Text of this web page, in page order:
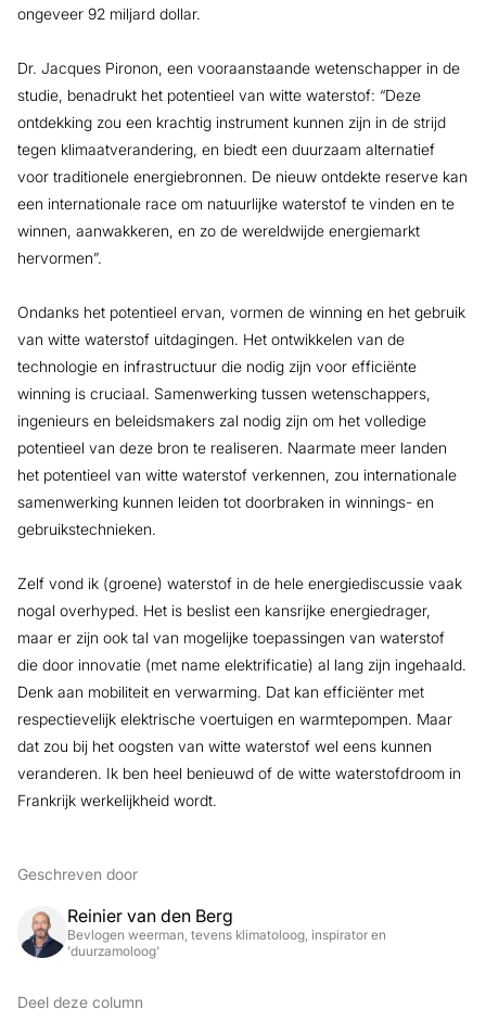
ongeveer 92 miljard dollar.
Dr. Jacques Pironon, een vooraanstaande wetenschapper in de
studie, benadrukt het potentieel van witte waterstof: “Deze
ontdekking zou een krachtig instrument kunnen zijn in de strijd
tegen klimaatverandering, en biedt een duurzaam alternatief
voor traditionele energiebronnen. De nieuw ontdekte reserve kan
een internationale race om natuurlijke waterstof te vinden en te
winnen, aanwakkeren, en zo de wereldwijde energiemarkt
hervormen”.
Ondanks het potentieel ervan, vormen de winning en het gebruik
van witte waterstof uitdagingen. Het ontwikkelen van de
technologie en infrastructuur die nodig zijn voor efficiënte
winning is cruciaal. Samenwerking tussen wetenschappers,
ingenieurs en beleidsmakers zal nodig zijn om het volledige
potentieel van deze bron te realiseren. Naarmate meer landen
het potentieel van witte waterstof verkennen, zou internationale
samenwerking kunnen leiden tot doorbraken in winnings- en
gebruikstechnieken.
Zelf vond ik (groene) waterstof in de hele energiediscussie vaak
nogal overhyped. Het is beslist een kansrijke energiedrager,
maar er zijn ook tal van mogelijke toepassingen van waterstof
die door innovatie (met name elektrificatie) al lang zijn ingehaald.
Denk aan mobiliteit en verwarming. Dat kan efficiënter met
respectievelijk elektrische voertuigen en warmtepompen. Maar
dat zou bij het oogsten van witte waterstof wel eens kunnen
veranderen. Ik ben heel benieuwd of de witte waterstofdroom in
Frankrijk werkelijkheid wordt.
Geschreven door
Reinier van den Berg
Bevlogen weerman, tevens klimatoloog, inspirator en
'duurzamoloog'
Deel deze column